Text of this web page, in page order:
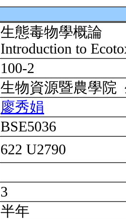
生態毒物學概論
Introduction to
100-2
生物資源暨農學
廖秀娟
BSE5036
622 U2790
3
半年